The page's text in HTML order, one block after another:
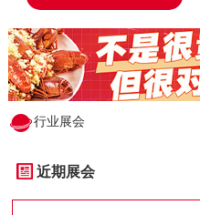
行业展会
近期展会